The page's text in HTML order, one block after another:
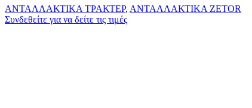
ΑΝΤΑΛΛΑΚΤΙΚΑ ΤΡΑΚΤΕΡ, ΑΝΤΑΛΛΑΚΤΙΚΑ ZETOR
Συνδεθείτε για να δείτε τις τιμές